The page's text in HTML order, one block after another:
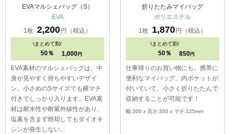
EVAマルシェバッグ（S）
EVA
1枚 2,200 円（税込）
\まとめて割/
50％ 1,000 円
EVA素材のマルシェバッグは、中
身が見やすく持ちやすいデザイ
ン。小さめのSサイズでも横マチ
付きでしっかり入ります。EVA素
材は耐水性や耐紫外線性があり、
塩素を含まず焼却してもダイオキ
シンが発生しない...
折りたたみマイバッグ
ポリエステル
1枚
1,870 円（税込）
\まとめて割/
50％ 850 円
仕事帰りのお買い物にも。携帯に
便利なマイバッグ。内ポケットが
付いていて、小さく折りたたんで
収納することが可能です！
幅:300 x 高さ:350 x マチ:125mm